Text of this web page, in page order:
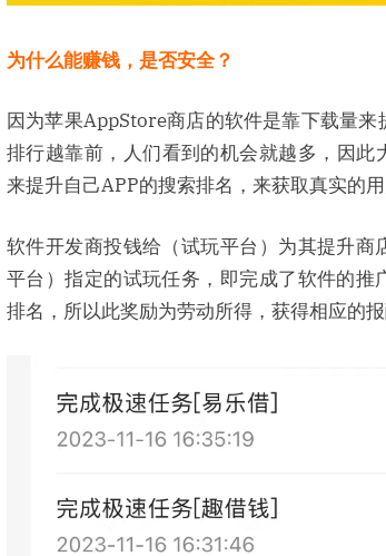
松
兼
职！
为什么能赚钱，是否安全？
因为苹果AppStore商店的软件是靠下载量来
排行越靠前，人们看到的机会就越多，因此
来提升自己APP的搜索排名，来获取真实的用
软件开发商投钱给（试玩平台）为其提升商
平台）指定的试玩任务，即完成了软件的推
排名，所以此奖励为劳动所得，获得相应的报